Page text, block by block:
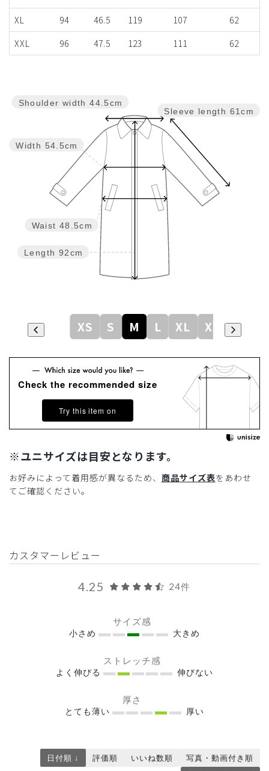
XL
94 46.5 119 107
62
XXL
96 47.5 123 111 62
Sleeve length 61cm
Length 92cm
Waist 48.5cm
Width 54.5cm
Shoulder width 44.5cm
XS S M L XL XXL
Check the recommended size
Try this item on
※ユニサイズは目安となります。
お好みによって着用感が異なるため、 商品サイズ表をあわせ
てご確認ください。
カスタマーレビュー
4.25 24件
サイズ感
小さめ 大きめ
ストレッチ感
よく伸びる 伸びない
厚さ
とても薄い 厚い
日付順 ↓ 評価順 いいね数順 写真・動画付き順